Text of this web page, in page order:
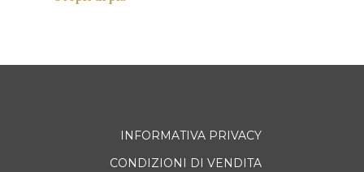
INFORMATIVA PRIVACY
CONDIZIONI DI VENDITA